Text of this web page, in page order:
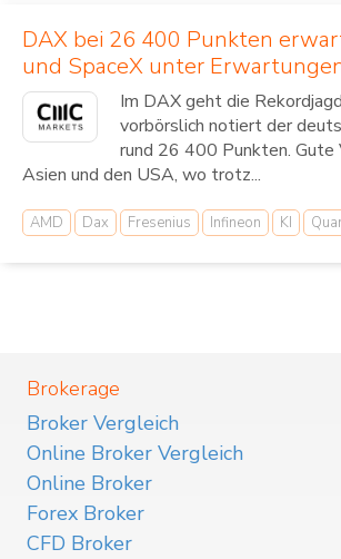
DAX bei 26 400 Punkten
und SpaceX unter
Im DAX geht die
vorbörslich notiert der
rund 26 400 Punkten. Gute
Asien und den USA, wo trotz...
AMD Dax Fresenius Infineon KI
Brokerage
Broker Vergleich
Online Broker Vergleich
Online Broker
Forex Broker
CFD Broker